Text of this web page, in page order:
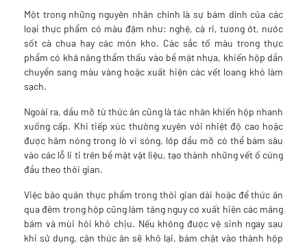
Một trong những nguyên nhân chính là sự bám dính của các
loại thực phẩm có màu đậm như: nghệ, cà ri, tương ớt, nước
sốt cà chua hay các món kho. Các sắc tố màu trong thực
phẩm có khả năng thẩm thấu vào bề mặt nhựa, khiến hộp dần
chuyển sang màu vàng hoặc xuất hiện các vết loang khó làm
sạch.
Ngoài ra, dầu mỡ từ thức ăn cũng là tác nhân khiến hộp nhanh
xuống cấp. Khi tiếp xúc thường xuyên với nhiệt độ cao hoặc
được hâm nóng trong lò vi sóng, lớp dầu mỡ có thể bám sâu
vào các lỗ li ti trên bề mặt vật liệu, tạo thành những vết ố cứng
đầu theo thời gian.
Việc bảo quản thực phẩm trong thời gian dài hoặc để thức ăn
qua đêm trong hộp cũng làm tăng nguy cơ xuất hiện các mảng
bám và mùi hôi khó chịu. Nếu không được vệ sinh ngay sau
khi sử dụng, cặn thức ăn sẽ khô lại, bám chặt vào thành hộp